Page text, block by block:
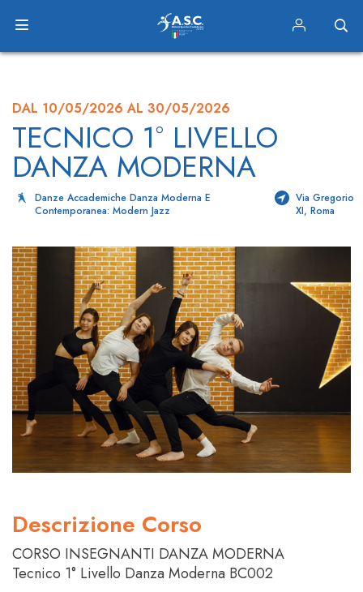
DAL 10/05/2026 AL 30/05/2026
TECNICO 1° LIVELLO
DANZA MODERNA
Danze Accademiche Danza Moderna E
Contemporanea: Modern Jazz
Via Gregorio
XI, Roma
Descrizione Corso
CORSO INSEGNANTI DANZA MODERNA
Tecnico 1° Livello Danza Moderna BC002